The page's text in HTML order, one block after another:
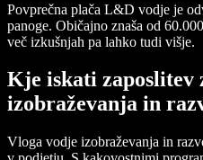
Povprečna plača L&D vodje je
panoge. Običajno znaša od
več izkušnjah pa lahko tudi višje.
Kje iskati zaposlitev
izobraževanja in
Vloga vodje izobraževanja in